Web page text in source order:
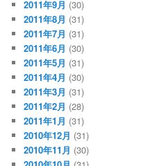
2011年9月 (30)
2011年8月 (31)
2011年7月 (31)
2011年6月 (30)
2011年5月 (31)
2011年4月 (30)
2011年3月 (31)
2011年2月 (28)
2011年1月 (31)
2010年12月 (31)
2010年11月 (30)